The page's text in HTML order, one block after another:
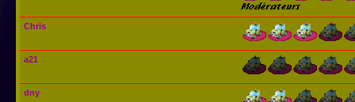
Chris
a21
dny